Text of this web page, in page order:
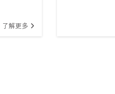
了解更多